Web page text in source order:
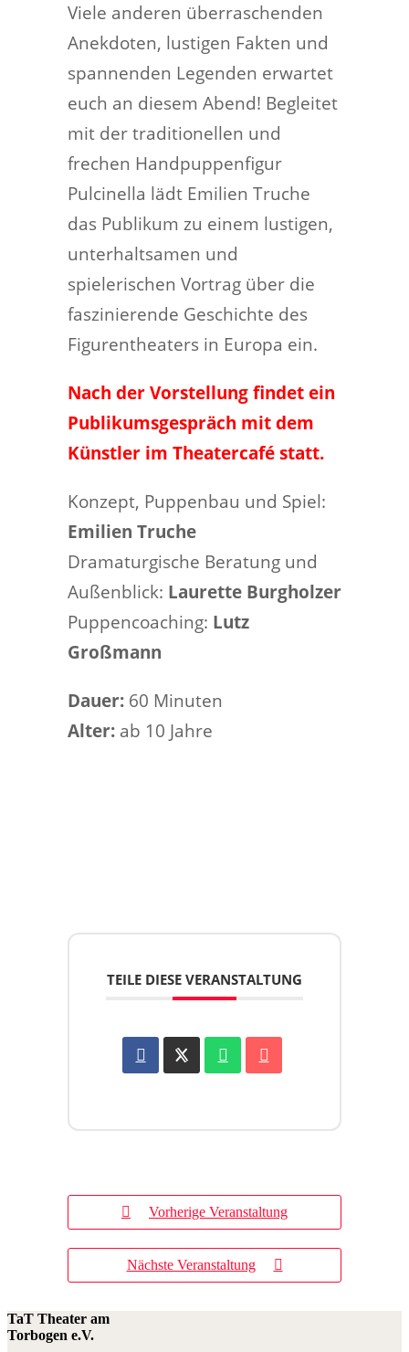
Viele anderen überraschenden
Anekdoten, lustigen Fakten und
spannenden Legenden erwartet
euch an diesem Abend! Begleitet
mit der traditionellen und
frechen Handpuppenfigur
Pulcinella lädt Emilien Truche
das Publikum zu einem lustigen,
unterhaltsamen und
spielerischen Vortrag über die
faszinierende Geschichte des
Figurentheaters in Europa ein.
Nach der Vorstellung findet ein
Publikumsgespräch mit dem
Künstler im Theatercafé statt.
Konzept, Puppenbau und Spiel:
Emilien Truche
Dramaturgische Beratung und
Außenblick: Laurette Burgholzer
Puppencoaching: Lutz
Großmann
Dauer: 60 Minuten
Alter: ab 10 Jahre
TEILE DIESE VERANSTALTUNG
Vorherige Veranstaltung
Nächste Veranstaltung
TaT Theater am
Torbogen e.V.